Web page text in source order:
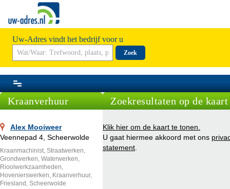
Uw-Adres vindt het bedrijf voor u
Zoek
Kraanverhuur
Alex Mooiweer
Veennepad 4, Scheerwolde
Kraanmachinist, Straatwerken,
Grondwerken, Waterwerken,
Rioolwerkzaamheden,
Hovenierswerken, Kraanverhuur,
Friesland, Scheerwolde
Zoekresultaten op de kaart
Klik hier om de kaart te tonen.
U gaat hiermee akkoord met ons
statement